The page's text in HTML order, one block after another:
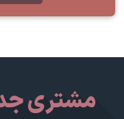
مشتری